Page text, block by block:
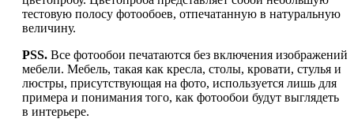
тестовую полосу фотообоев, отпечатанную в натуральную
величину.
PSS. Все фотообои печатаются без включения изображений
мебели. Мебель, такая как кресла, столы, кровати, стулья и
люстры, присутствующая на фото, используется лишь для
примера и понимания того, как фотообои будут выглядеть
в интерьере.